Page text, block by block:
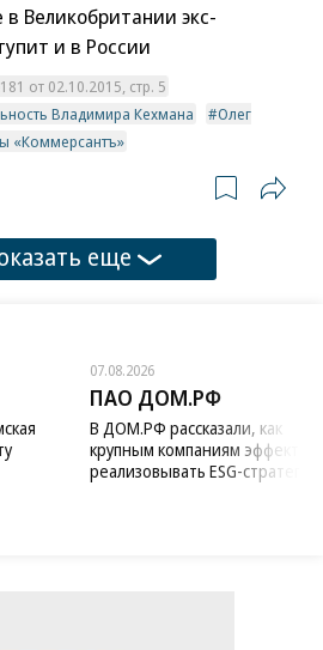
Великобритании экс-
и в России
от 02.10.2015, стр. 5
Владимира Кехмана
Олег
«Коммерсантъ»
еще
07.08.2026
ПАО ДОМ.РФ
В ДОМ.РФ рассказали, как
крупным компаниям
реализовывать ESG-стратегию